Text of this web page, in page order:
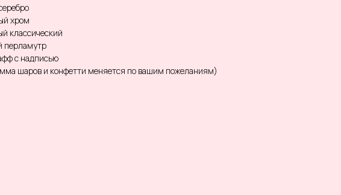
хром
классический
перламутр
с надписью
шаров и конфетти меняется по вашим пожеланиям)